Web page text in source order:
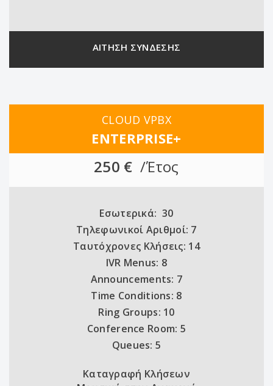
ΑΙΤΗΣΗ ΣΥΝΔΕΣΗΣ
CLOUD VPBX
ENTERPRISE+
250 €/Έτος
Εσωτερικά: 30
Τηλεφωνικοί Αριθμοί: 7
Ταυτόχρονες Κλήσεις: 14
IVR Menus: 8
Announcements: 7
Time Conditions: 8
Ring Groups: 10
Conference Room: 5
Queues: 5
Καταγραφή Κλήσεων